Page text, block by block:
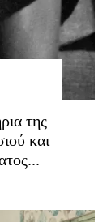
της
και